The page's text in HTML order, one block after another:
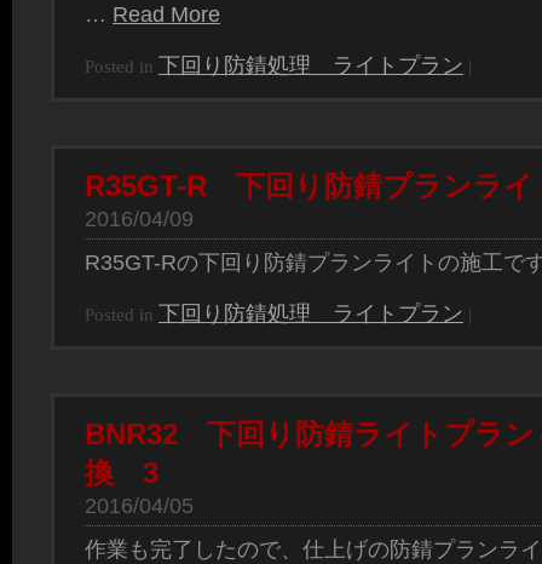
… Read More
Posted in 下回り防錆処理 ライトプラン |
R35GT-R 下回り防錆プランライ
2016/04/09
R35GT-Rの下回り防錆プランライトの施工
Posted in 下回り防錆処理 ライトプラン |
BNR32 下回り防錆ライトプラン
換 3
2016/04/05
作業も完了したので、仕上げの防錆プランラ